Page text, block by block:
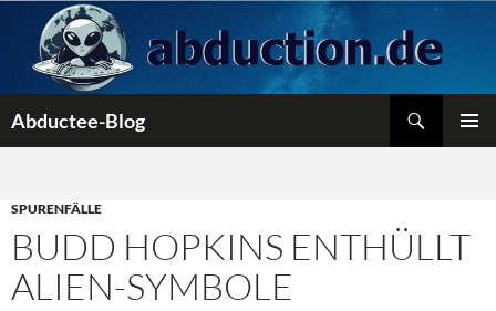
Inhalt
springen
Abductee-Blog
SPURENFÄLLE
BUDD HOPKINS ENTHÜLLT
ALIEN-SYMBOLE